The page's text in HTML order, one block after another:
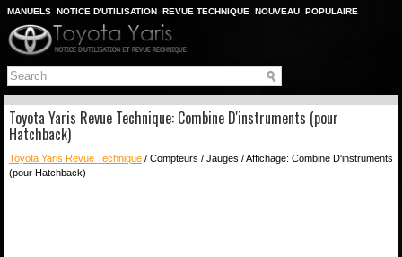
MANUELS NOTICE D'UTILISATION REVUE TECHNIQUE NOUVEAU POPULAIRE
PLAN DU SITE
CHERCHER
Toyota Yaris Revue Technique: Combine D'instruments (pour
Hatchback)
Toyota Yaris Revue Technique / Compteurs / Jauges / Affichage: Combine D'instruments
(pour Hatchback)